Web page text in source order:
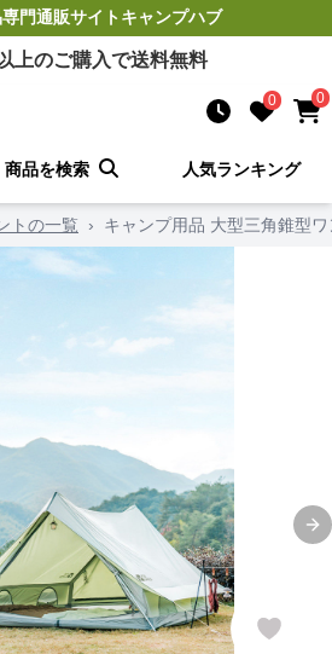
専門通販サイトキャンプハブ
上のご購入で送料無料
0 0
商品を検索 人気ランキング
トの一覧 › キャンプ用品 大型三角錐型